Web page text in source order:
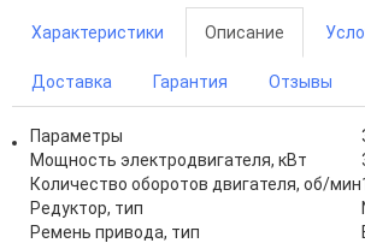
Характеристики Описание
Доставка Гарантия Отзывы
Параметры
Мощность электродвигателя, кВт
Количество оборотов двигателя, об/мин
Редуктор, тип
Ремень привода, тип